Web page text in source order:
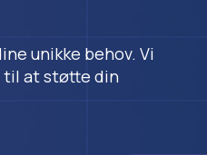
unikke behov. Vi
til at støtte din